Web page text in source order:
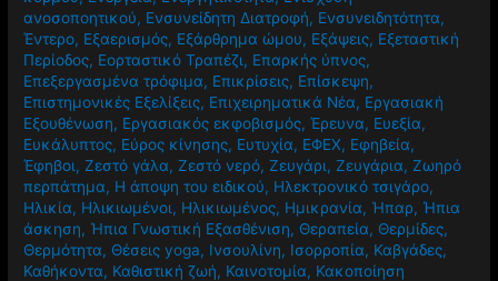
ανοσοποητικού, Ενσυνείδητη Διατροφή, Ενσυνειδητότητα,
Έντερο, Εξαερισμός, Εξάρθρημα ώμου, Εξάψεις, Εξεταστική
Περίοδος, Εορταστικό Τραπέζι, Επαρκής ύπνος,
Επεξεργασμένα τρόφιμα, Επικρίσεις, Επίσκεψη,
Επιστημονικές Εξελίξεις, Επιχειρηματικά Νέα, Εργασιακή
Εξουθένωση, Εργασιακός εκφοβισμός,Έρευνα, Ευεξία,
Ευκάλυπτος, Εύρος κίνησης, Ευτυχία, ΕΦΕΧ, Εφηβεία,
Έφηβοι,Ζεστό γάλα,Ζεστό νερό,Ζευγάρι,Ζευγάρια,Ζωηρό
περπάτημα, Η άποψη του ειδικού, Ηλεκτρονικό τσιγάρο,
Ηλικία, Ηλικιωμένοι, Ηλικιωμένος, Ημικρανία, Ήπαρ, Ήπια
άσκηση, Ήπια Γνωστική Εξασθένιση, Θεραπεία, Θερμίδες,
Θερμότητα, Θέσεις yoga, Ινσουλίνη, Ισορροπία, Καβγάδες,
Καθήκοντα, Καθιστική ζωή, Καινοτομία, Κακοποίηση